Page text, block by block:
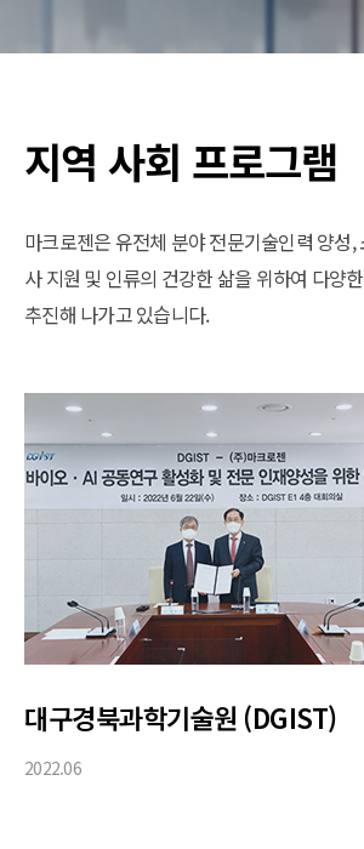
지역 사회 프로그램
마크로젠은 유전체 분야 전문기술인력 양성,
사 지원 및 인류의 건강한 삶을 위하여 다양
추진해 나가고 있습니다.
대구경북과학기술원 (DGIST)
2022.06